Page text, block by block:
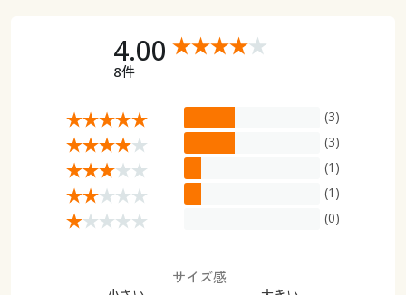
サポート
ご利用ガイド
よくある質問とお問い合わせ
ご利用ガイド
よくある質問とお問い合わせ
4.00
8件
(3)
(3)
(1)
(1)
(0)
サイズ感